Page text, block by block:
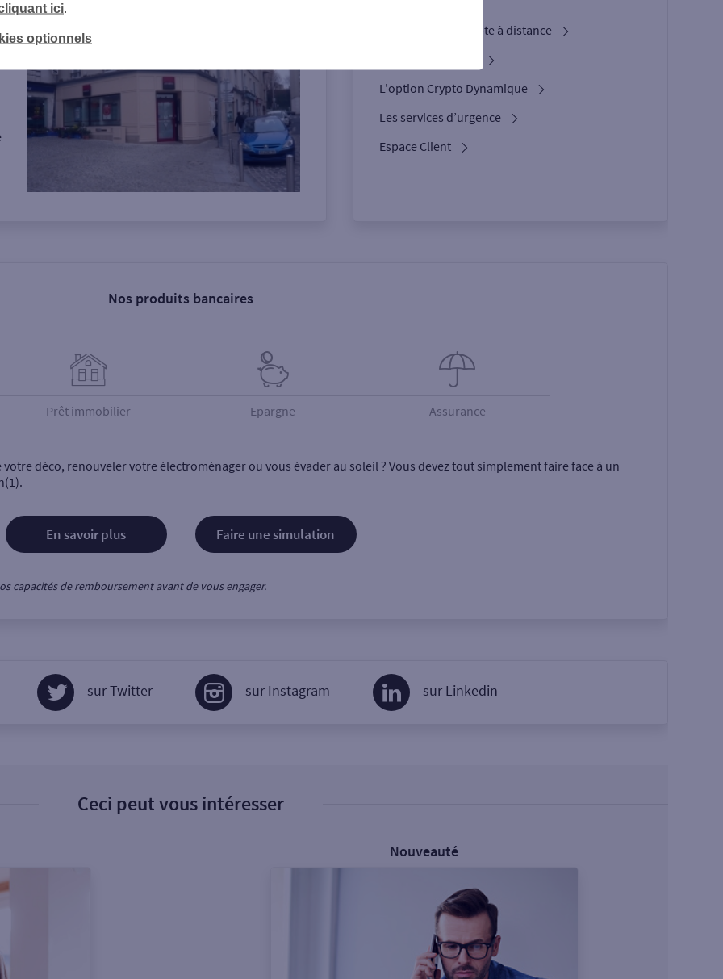
Ouverture de compte à distance
L'option Crypto Dynamique
Les services d’urgence
Espace Client
Nos produits bancaires
déco, renouveler votre électroménager ou vous évader au soleil ? Vous devez tout simplement faire face à un
En savoir plus Faire une simulation
capacités de remboursement avant de vous engager.
Prêt immobilier Epargne Assurance
sur Twitter sur Instagram sur Linkedin
Ceci peut vous intéresser
Nouveauté
ici.
optionnels